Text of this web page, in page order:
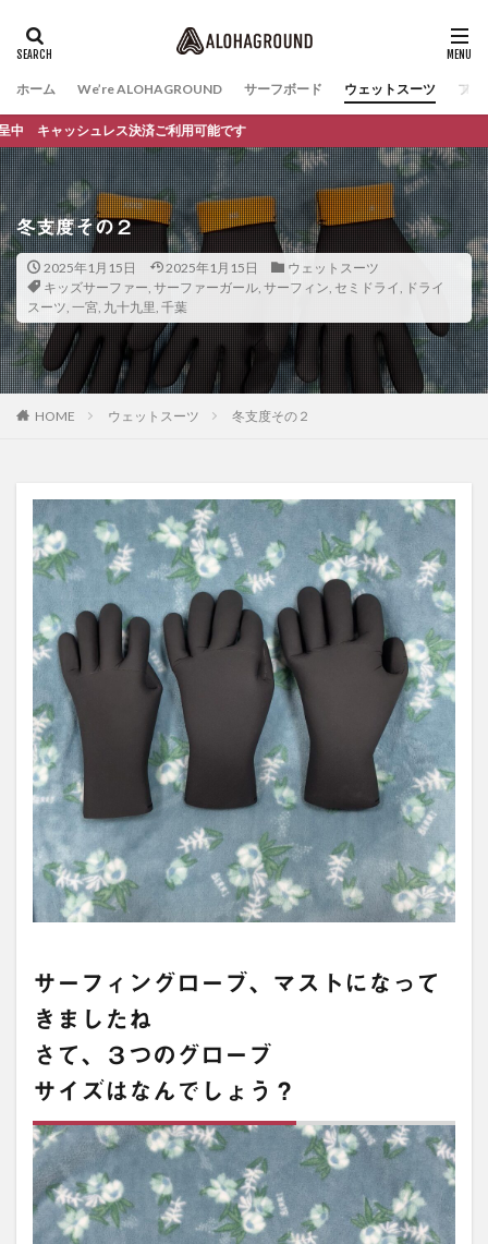
ホーム We’re ALOHAGROUND サーフボード ウェットスーツ ファ
決済ご利用可能です
冬支度その２
2025年1月15日 2025年1月15日
ウェットスーツ
キッズサーファー, サーファーガール, サーフィン, セミドライ, ドライ
スーツ, 一宮, 九十九里, 千葉
HOME ウェットスーツ 冬支度その２
サーフィングローブ、マストになって
きましたね
さて、３つのグローブ
サイズはなんでしょう？